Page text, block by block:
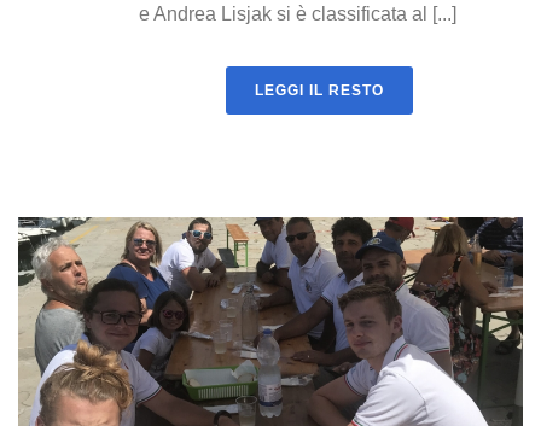
e Andrea Lisjak si è classificata al [...]
LEGGI IL RESTO